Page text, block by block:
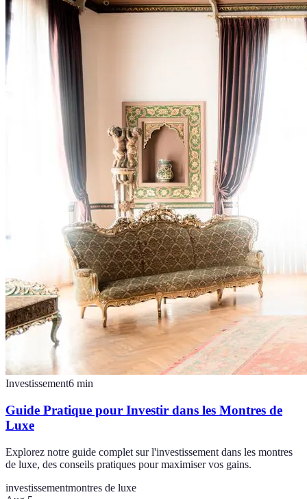
Investissement6 min
Guide Pratique pour Investir dans les Montres de
Luxe
Explorez notre guide complet sur l'investissement dans les montres
de luxe, des conseils pratiques pour maximiser vos gains.
investissementmontres de luxe